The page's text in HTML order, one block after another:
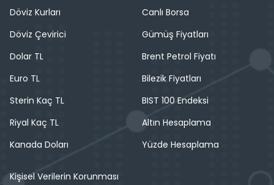
Döviz Kurları
Döviz Çevirici
Dolar TL
Euro TL
Sterin Kaç TL
Riyal Kaç TL
Kanada Doları
Canlı Borsa
Gümüş Fiyatları
Brent Petrol Fiyatı
Bilezik Fiyatları
BIST 100 Endeksi
Altın Hesaplama
Yüzde Hesaplama
Kişisel Verilerin Korunması